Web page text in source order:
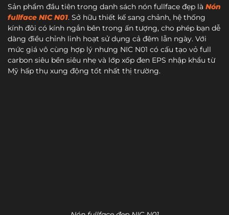
Sản phẩm đầu tiên trong danh sách nón fullface đẹp là Nón
fullface NIC N01. Sở hữu thiết kế sang chảnh, hệ thống
kính đôi có kính ngắn bên trong ấn tượng, cho phép bạn dễ
dàng điều chỉnh linh hoạt sử dụng cả đêm lẫn ngày. Với
mức giá vô cùng hợp lý nhưng NIC N01 có cấu tạo vỏ full
carbon siêu bền siêu nhẹ và lớp xốp đen EPS nhập khẩu từ
Mỹ hấp thụ xung động tốt nhất thị trường.